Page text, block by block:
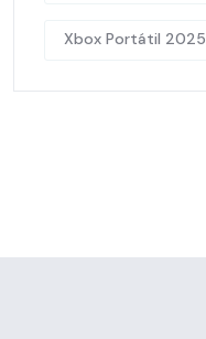
Xbox Portátil 2025